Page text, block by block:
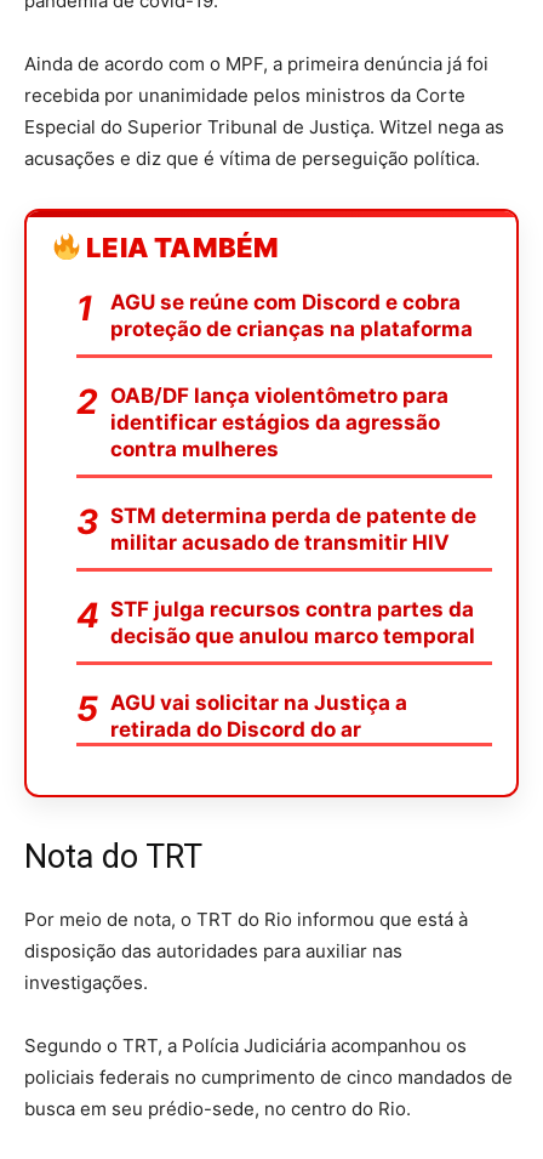
Ainda de acordo com o MPF, a primeira denúncia já foi
recebida por unanimidade pelos ministros da Corte
Especial do Superior Tribunal de Justiça. Witzel nega as
acusações e diz que é vítima de perseguição política.
LEIA TAMBÉM
AGU se reúne com Discord e cobra
proteção de crianças na plataforma
OAB/DF lança violentômetro para
identificar estágios da agressão
contra mulheres
STM determina perda de patente de
militar acusado de transmitir HIV
STF julga recursos contra partes da
decisão que anulou marco temporal
AGU vai solicitar na Justiça a
retirada do Discord do ar
Nota do TRT
Por meio de nota, o TRT do Rio informou que está à
disposição das autoridades para auxiliar nas
investigações.
Segundo o TRT, a Polícia Judiciária acompanhou os
policiais federais no cumprimento de cinco mandados de
busca em seu prédio-sede, no centro do Rio.